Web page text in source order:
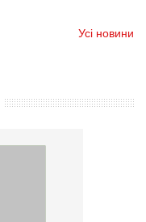
Усі новини